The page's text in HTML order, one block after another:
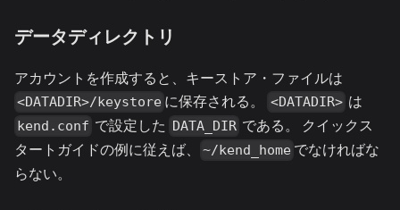
データディレクトリ
アカウントを作成すると、キーストア・ファイルは
<DATADIR>/keystore に保存される。 <DATADIR> は
kend.conf で設定した DATA_DIR である。 クイックス
タートガイドの例に従えば、
~/kend_home でなければな
らない。